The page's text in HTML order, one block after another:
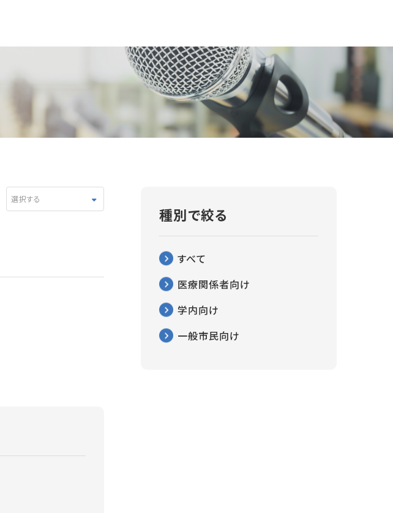
選択する
種別で絞る
すべて
医療関係者向け
学内向け
一般市民向け